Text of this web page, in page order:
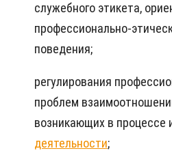
служебного этикета,
профессионально-
поведения;
регулирования
проблем
возникающих в процессе
деятельности;